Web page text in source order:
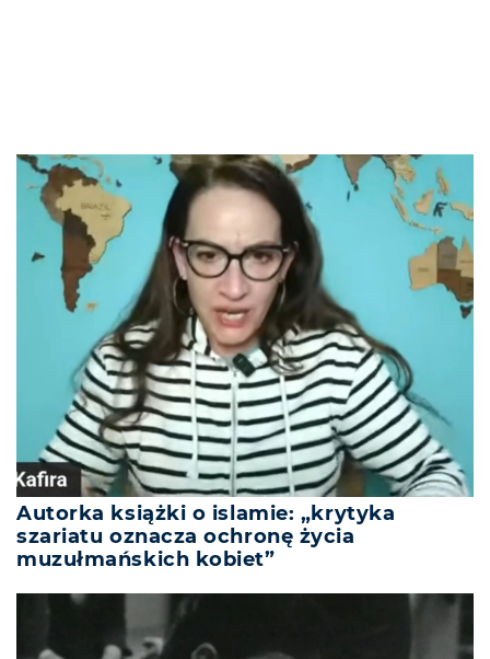
Autorka książki o islamie: „krytyka
szariatu oznacza ochronę życia
muzułmańskich kobiet”